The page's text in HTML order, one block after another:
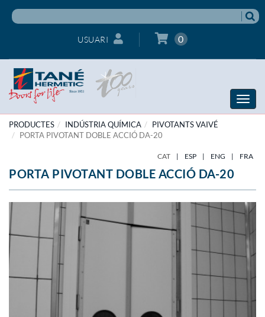
USUARI 0
Toggle
PRODUCTES
INDÚSTRIA QUÍMICA
PIVOTANTS VAIVÉ
PORTA PIVOTANT DOBLE ACCIÓ DA-20
CAT | ESP | ENG | FRA
PORTA PIVOTANT DOBLE ACCIÓ DA-20